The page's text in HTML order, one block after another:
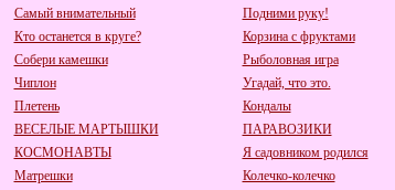
Самый внимательный
Подними руку!
Кто останется в круге?
Корзина с фруктами
Собери камешки
Рыболовная игра
Чиплон
Угадай, что это.
Плетень
Кондалы
ВЕСЕЛЫЕ МАРТЫШКИ
ПАРАВОЗИКИ
КОСМОНАВТЫ
Я садовником родился
Матрешки
Колечко-колечко